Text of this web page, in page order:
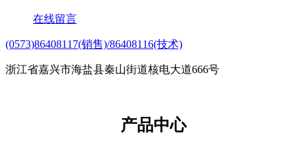
在线留言
(0573)86408117(销售)/86408116(技术)
浙江省嘉兴市海盐县秦山街道核电大道666号
产品中心